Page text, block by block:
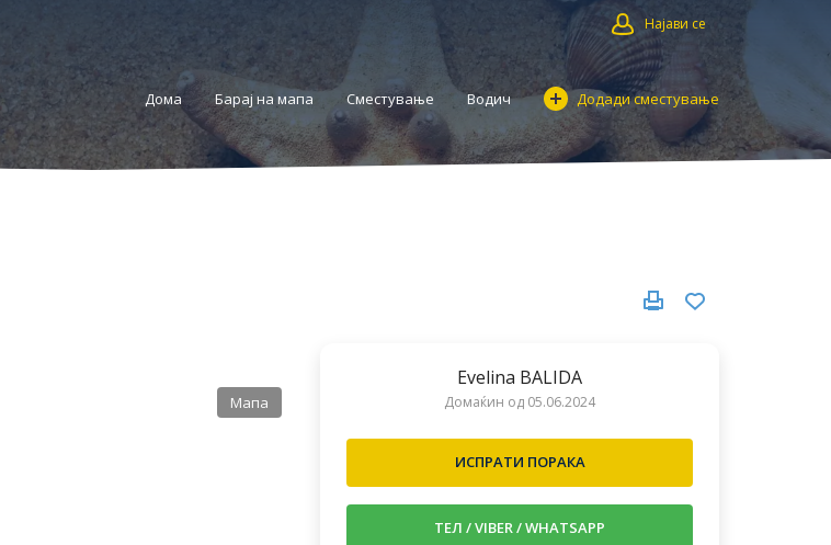
Најави се
Дома Барај на мапа Сместување Водич Додади сместување
Evelina BALIDA
Домаќин од 05.06.2024
Мапа